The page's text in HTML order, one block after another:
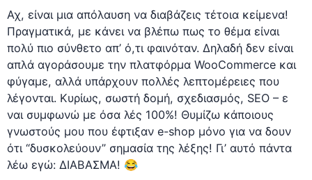
Αχ, είναι μια απόλαυση να διαβάζεις τέτοια κείμενα!
Πραγματικά, με κάνει να βλέπω πως το θέμα είναι
πολύ πιο σύνθετο απ’ ό,τι φαινόταν. Δηλαδή δεν είναι
απλά αγοράσουμε την πλατφόρμα WooCommerce και
φύγαμε, αλλά υπάρχουν πολλές λεπτομέρειες που
λέγονται. Κυρίως, σωστή δομή, σχεδιασμός, SEO – ε
ναι συμφωνώ με όσα λές 100%! Θυμίζω κάποιους
γνωστούς μου που έφτιξαν e-shop μόνο για να δουν
ότι “δυσκολεύουν” σημασία της λέξης! Γι’ αυτό πάντα
λέω εγώ: ΔΙΑΒΑΣΜΑ! 😂